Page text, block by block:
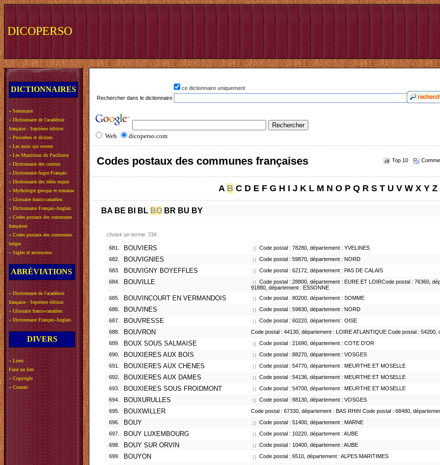
DICOPERSO
DICTIONNAIRES
» Sommaire
» Dictionnaire de l'académie
française - Septième édition
» Proverbes et dictons
» Les mots qui restent
» Les Munitions du Pacifisme
» Dictionnaire des curieux
» Dictionnaire Argot-Français
» Dictionnaire des idées reçues
» Mythologie grecque et romaine
» Glossaire franco-canadien
» Dictionnaire Français-Anglais
» Codes postaux des communes
françaises
» Codes postaux des communes
belges
» Sigles et acronymes
ABRÉVIATIONS
» Dictionnaire de l'académie
française - Septième édition
» Glossaire franco-canadien
» Dictionnaire Français-Anglais
DIVERS
» Liens
Faire un lien
» Copyright
» Contact
ce dictionnaire uniquement
Rechercher dans le dictionnaire
Web dicoperso.com
Codes postaux des communes françaises Top 10
A B C D E F G H I J K L M N O P Q R S T U V W X Y Z
BA BE BI BL BO BR BU BY
choisir un terme: 734
681. BOUVIERS [ ]
Code postal : 78280, département : YVELINES
682.
BOUVIGNIES [ ]
Code postal : 59870, département : NORD
683.
BOUVIGNY BOYEFFLES [ ]
Code postal : 62172, département : PAS DE CALAIS
684.
BOUVILLE [ ]
Code postal : 28800, département : EURE ET LOIRCode postal : 76360,
91880, département : ESSONNE
685.
BOUVINCOURT EN VERMANDOIS [ ]
Code postal : 80200, département : SOMME
686.
BOUVINES [ ]
Code postal : 59830, département : NORD
687.
BOUVRESSE [ ]
Code postal : 60220, département : OISE
688.
BOUVRON
Code postal : 44130, département : LOIRE ATLANTIQUE Code postal :
689.
BOUX SOUS SALMAISE [ ]
Code postal : 21690, département : COTE D'OR
690.
BOUXIERES AUX BOIS [ ]
Code postal : 88270, département : VOSGES
691.
BOUXIERES AUX CHENES [ ]
Code postal : 54770, département : MEURTHE ET MOSELLE
692.
BOUXIERES AUX DAMES [ ]
Code postal : 54136, département : MEURTHE ET MOSELLE
693.
BOUXIERES SOUS FROIDMONT [ ]
Code postal : 54700, département : MEURTHE ET MOSELLE
694.
BOUXURULLES [ ]
Code postal : 88130, département : VOSGES
695.
BOUXWILLER
Code postal : 67330, département : BAS RHIN Code postal : 68480,
696.
BOUY [ ]
Code postal : 51400, département : MARNE
697.
BOUY LUXEMBOURG [ ]
Code postal : 10220, département : AUBE
698.
BOUY SUR ORVIN [ ]
Code postal : 10400, département : AUBE
699.
BOUYON [ ]
Code postal : 6510, département : ALPES MARITIMES